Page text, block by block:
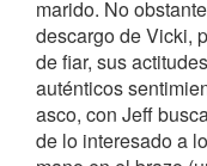
marido. No
descargo de Vicki,
de fiar, sus
auténticos
asco, con Jeff
de lo interesado a